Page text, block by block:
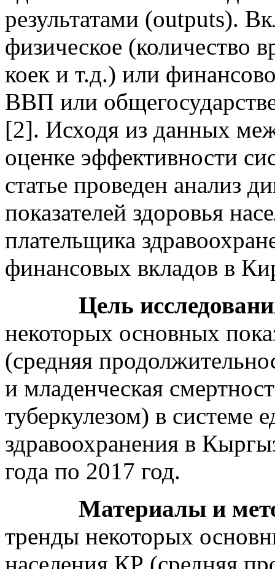
результатами (outputs).
физическое (количество
коек и т.д.) или
ВВП или
[2]. Исходя из данных
оценке эффективности
статье проведен анализ
показателей здоровья
плательщика
финансовых вкладов в
Цель
некоторых основных
(средняя
и младенческая
туберкулезом) в системе
здравоохранения в
года по 2017 год.
Материалы и
тренды некоторых
населения КР (средняя